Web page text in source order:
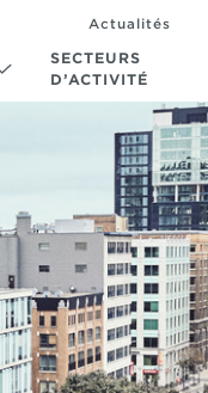
SECTEURS
D’ACTIVITÉ
Actualités